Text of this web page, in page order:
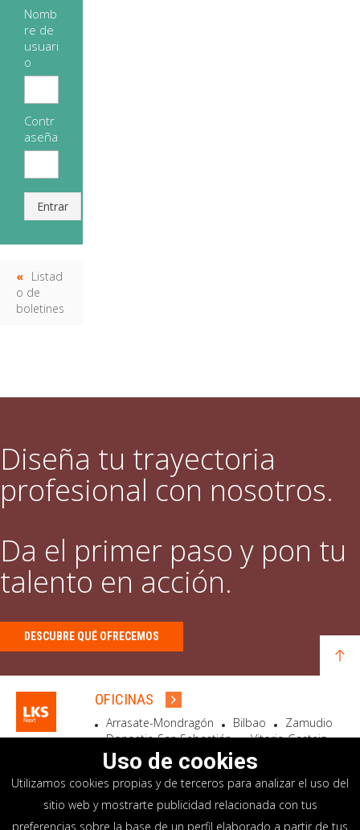
Nomb
re de
usuari
o
Contr
aseña
Entrar
Listad
o de
boletines
Diseña tu trayectoria
profesional con nosotros.
Da el primer paso y pon tu
talento en acción.
DESCUBRE QUÉ OFRECEMOS
OFICINAS
Arrasate-Mondragón Bilbao
Zamudio
Donostia-San Sebastián
Vitoria-Gasteiz
Madrid
El Astillero Bidart
SEDE SOCIAL
Goiru, 7 Arrasate-Mondragón
Uso de cookies
Utilizamos cookies propias y de terceros para analizar el uso del
sitio web y mostrarte publicidad relacionada con tus
preferencias sobre la base de un perfil elaborado a partir de tus